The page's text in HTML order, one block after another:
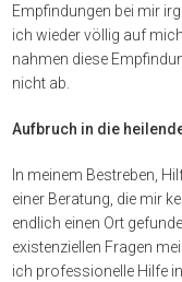
Empfindungen bei mir
ich wieder völlig auf
nahmen diese
nicht ab.
Aufbruch in die
In meinem Bestreben,
einer Beratung, die mir
endlich einen Ort
existenziellen Fragen
ich professionelle Hilfe